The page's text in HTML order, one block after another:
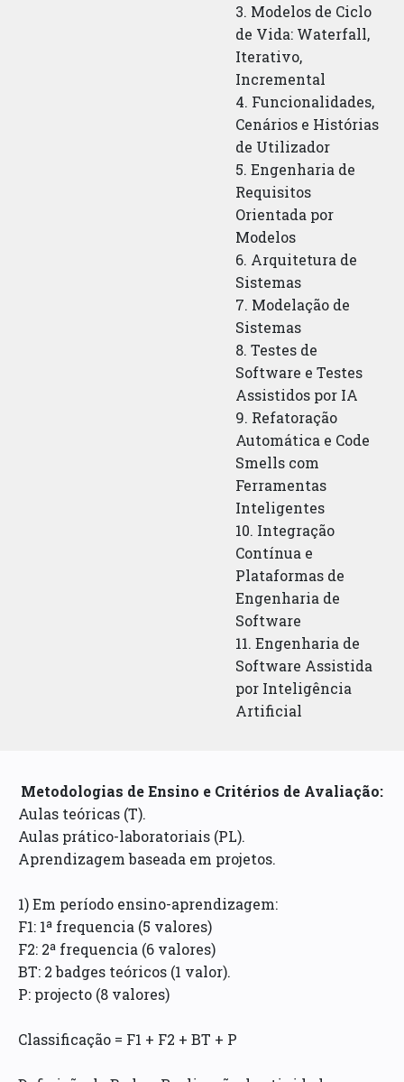
3. Modelos de Ciclo
de Vida: Waterfall,
Iterativo,
Incremental
4. Funcionalidades,
Cenários e Histórias
de Utilizador
5. Engenharia de
Requisitos
Orientada por
Modelos
6. Arquitetura de
Sistemas
7. Modelação de
Sistemas
8. Testes de
Software e Testes
Assistidos por IA
9. Refatoração
Automática e Code
Smells com
Ferramentas
Inteligentes
10. Integração
Contínua e
Plataformas de
Engenharia de
Software
11. Engenharia de
Software Assistida
por Inteligência
Artificial
Metodologias de Ensino e Critérios de Avaliação:
Aulas teóricas (T).
Aulas prático-laboratoriais (PL).
Aprendizagem baseada em projetos.
1) Em período ensino-aprendizagem:
F1: 1ª frequencia (5 valores)
F2: 2ª frequencia (6 valores)
BT: 2 badges teóricos (1 valor).
P: projecto (8 valores)
Classificação = F1 + F2 + BT + P